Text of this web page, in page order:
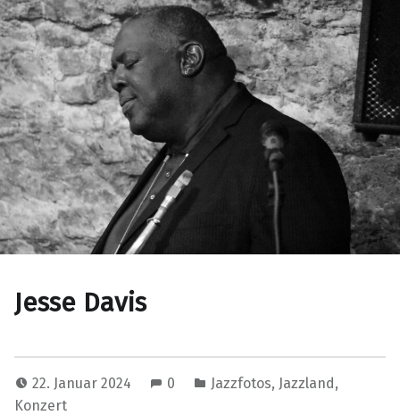
Jesse Davis
22. Januar 2024 0 Jazzfotos, Jazzland,
Konzert